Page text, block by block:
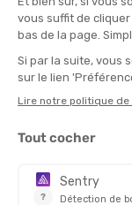
couvre les indices
malgré les
s'éclaircit en moins
zones boisées. Le
de manipuler leur
Oakley
accentue les
les racines ou les
de forte
fatigue oculaire